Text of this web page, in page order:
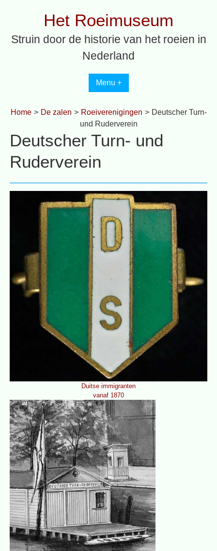
Het Roeimuseum
Struin door de historie van het roeien in
Nederland
Menu +
Home > De zalen > Roeiverenigingen > Deutscher Turn-
und Ruderverein
Deutscher Turn- und
Ruderverein
Duitse immigranten
vanaf 1870